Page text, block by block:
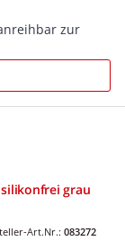
zur
grau
Art.Nr.: 083272